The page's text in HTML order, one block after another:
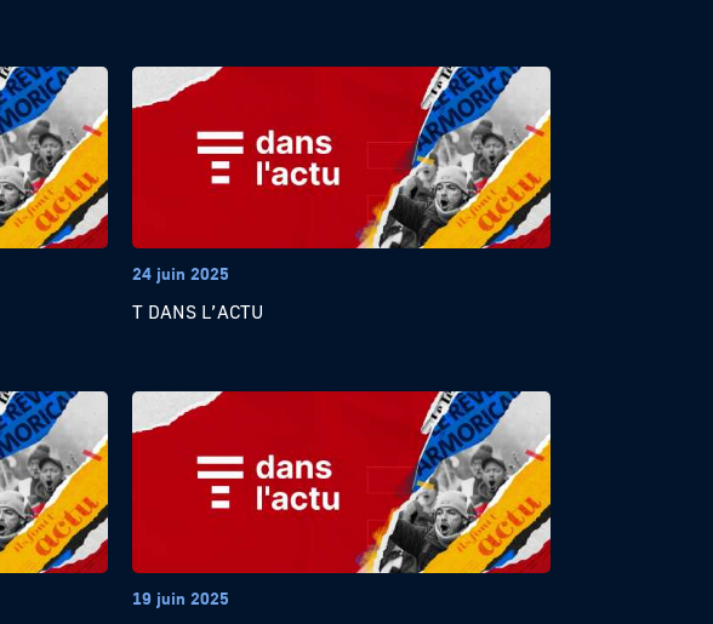
24 juin 2025
T DANS L’ACTU
19 juin 2025